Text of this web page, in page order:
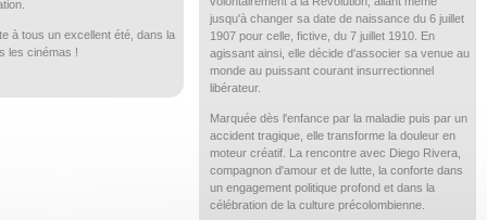
à tous un excellent été, dans la
les cinémas !
jusqu'à changer sa date de naissance du 6 juillet
1907 pour celle, fictive, du 7 juillet 1910. En
agissant ainsi, elle décide d'associer sa venue au
monde au puissant courant insurrectionnel
libérateur.
Marquée dès l'enfance par la maladie puis par un
accident tragique, elle transforme la douleur en
moteur créatif. La rencontre avec Diego Rivera,
compagnon d'amour et de lutte, la conforte dans
un engagement politique profond et dans la
célébration de la culture précolombienne.